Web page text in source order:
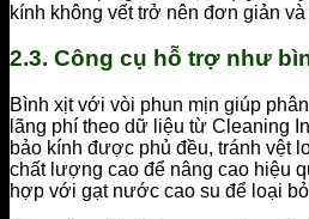
kính không vết trở nên đơn giản
2.3. Công cụ hỗ trợ như
Bình xịt với vòi phun mịn giúp
lãng phí theo dữ liệu từ Cleaning
bảo kính được phủ đều, tránh vệt
chất lượng cao để nâng cao hiệu
hợp với gạt nước cao su để loại